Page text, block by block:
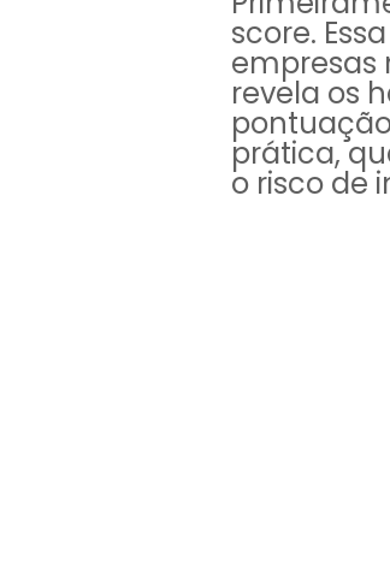
score.
empresas
revela os
prática,
o risco de